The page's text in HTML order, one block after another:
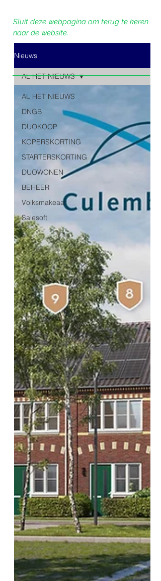
Sluit deze webpagina om terug te keren
naar de website.
Nieuws
AL HET NIEUWS
DNGB
DUOKOOP
KOPERSKORTING
STARTERSKORTING
DUOWONEN
BEHEER
Volksmakeaar
Salesoft
AL HET NIEUWS